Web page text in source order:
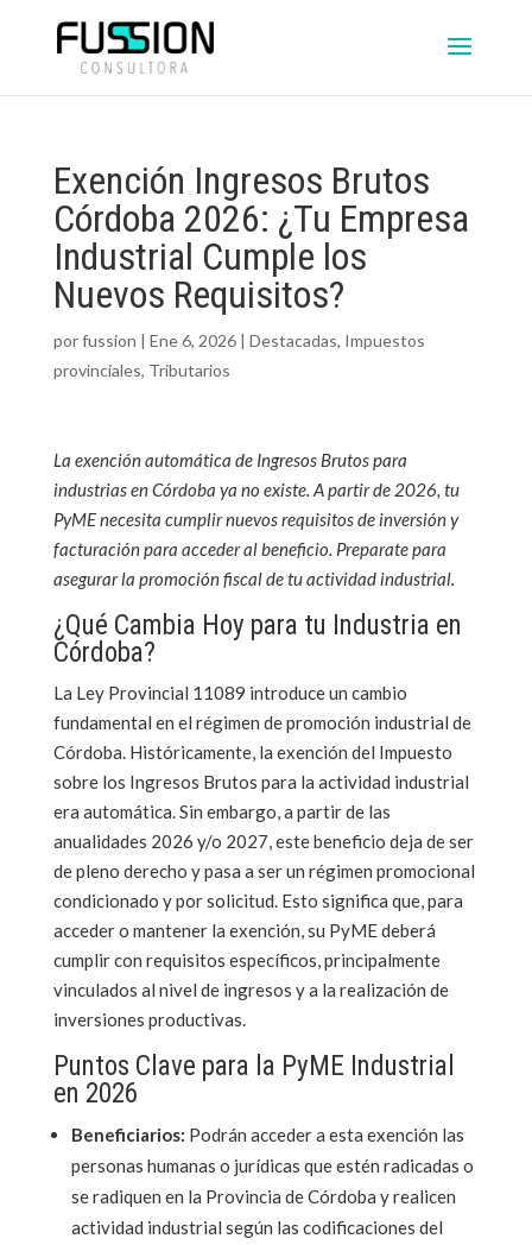
Exención Ingresos Brutos
Córdoba 2026: ¿Tu Empresa
Industrial Cumple los
Nuevos Requisitos?
porfussion | Ene 6, 2026| Destacadas, Impuestos
provinciales, Tributarios
La exención automática de Ingresos Brutos para
industrias en Córdoba ya no existe. A partir de 2026, tu
PyME necesita cumplir nuevos requisitos de inversión y
facturación para acceder al beneficio. Preparate para
asegurar la promoción fiscal de tu actividad industrial.
¿Qué Cambia Hoy para tu Industria en
Córdoba?
La Ley Provincial 11089 introduce un cambio
fundamental en el régimen de promoción industrial de
Córdoba. Históricamente, la exención del Impuesto
sobre los Ingresos Brutos para la actividad industrial
era automática. Sin embargo, a partir de las
anualidades 2026 y/o 2027, este beneficio deja de ser
de pleno derecho y pasa a ser un régimen promocional
condicionado y por solicitud. Esto significa que, para
acceder o mantener la exención, su PyME deberá
cumplir con requisitos específicos, principalmente
vinculados al nivel de ingresos y a la realización de
inversiones productivas.
Puntos Clave para la PyME Industrial
en 2026
Beneficiarios: Podrán acceder a esta exención las
personas humanas o jurídicas que estén radicadas o
se radiquen en la Provincia de Córdoba y realicen
actividad industrial según las codificaciones del